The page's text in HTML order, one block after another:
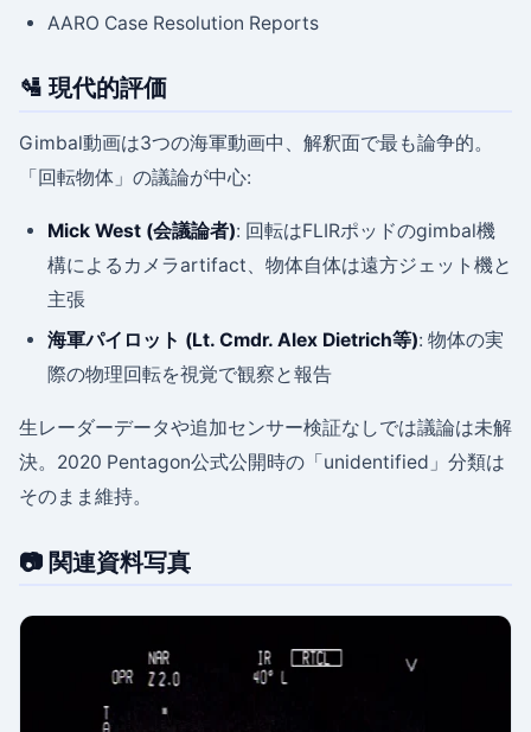
AARO Case Resolution Reports
🛂 現代的評価
Gimbal動画は3つの海軍動画中、解釈面で最も論争的。
「回転物体」の議論が中心:
Mick West (会議論者): 回転はFLIRポッドのgimbal機
構によるカメラartifact、物体自体は遠方ジェット機と
主張
海軍パイロット (Lt. Cmdr. Alex Dietrich等): 物体の実
際の物理回転を視覚で観察と報告
生レーダーデータや追加センサー検証なしでは議論は未解
決。2020 Pentagon公式公開時の「unidentified」分類は
そのまま維持。
📷 関連資料写真